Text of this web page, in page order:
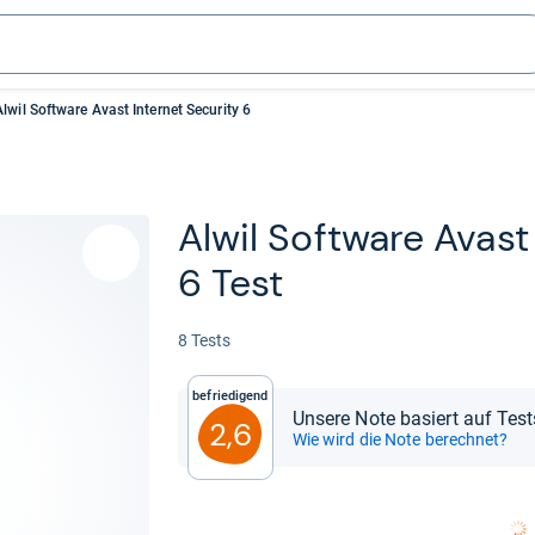
Software Avast Internet Security 6
Alwil Soft­ware
6 Test
8 Tests
Befriedigend
2,6 Unsere Note basiert auf
Wie wird die Note berechnet?